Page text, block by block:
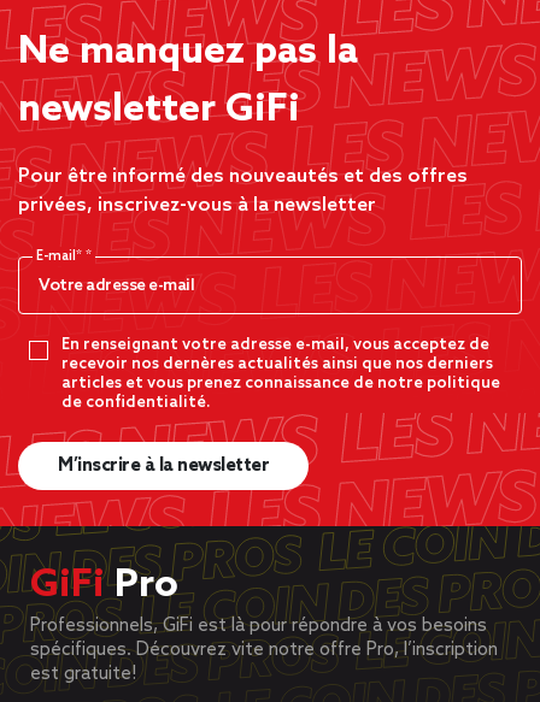
Ne manquez pas la
newsletter GiFi
Pour être informé des nouveautés et des offres
privées, inscrivez-vous à la newsletter
E-mail*
En renseignant votre adresse e-mail, vous acceptez de
recevoir nos dernères actualités ainsi que nos derniers
articles et vous prenez connaissance de notre politique
de confidentialité.
M’inscrire à la newsletter
GiFiPro
Professionnels, GiFi est là pour répondre à vos besoins
spécifiques. Découvrez vite notre offre Pro, l’inscription
est gratuite!